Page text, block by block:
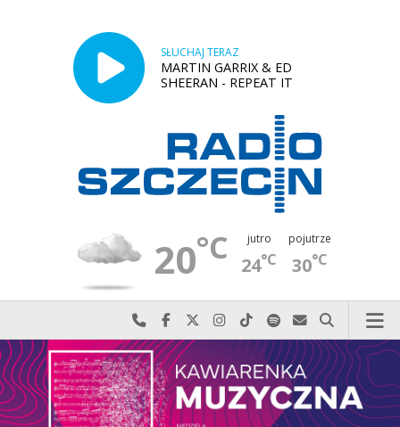
SŁUCHAJ TERAZ
MARTIN GARRIX & ED
SHEERAN - REPEAT IT
20°C jutro
24°C
pojutrze
30°C
Najlepiej po prostu do nas zadzwoń
Odwiedź nas na Facebook-u
Odwiedź nas na X
Odwiedź nas na Instagram-ie
Odwiedź nas na TikTok-u
Szukaj nas na Spotify
Wyślij do nas
Szukaj